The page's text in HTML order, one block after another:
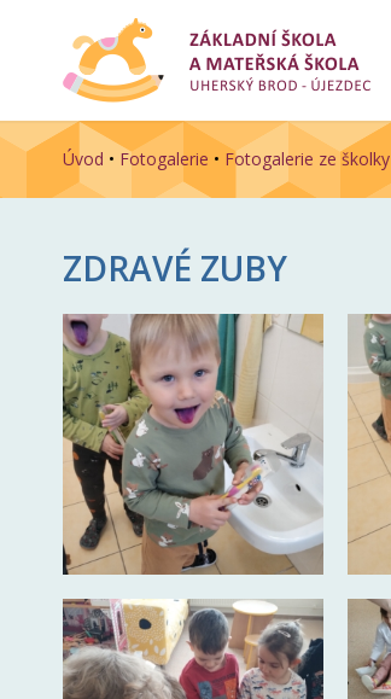
Úvod • Fotogalerie • Fotogalerie ze školky
ZDRAVÉ ZUBY